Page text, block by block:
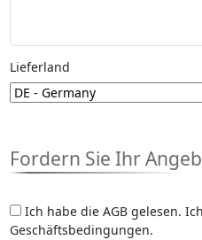
Lieferland
Fordern Sie Ihr
Ich habe die AGB gelesen.
Geschäftsbedingungen.